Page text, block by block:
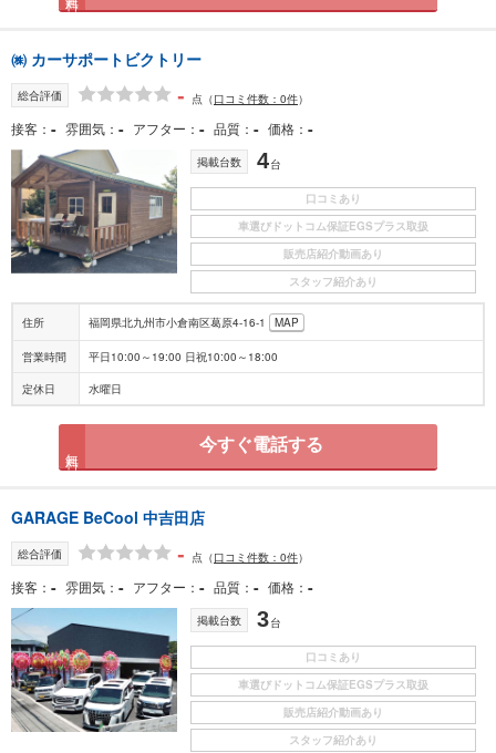
㈱ カーサポートビクトリー
総合評価 - 点 （口コミ件数：0件）
接客 - 雰囲気 - アフター - 品質 - 価格 -
掲載台数 4台
口コミあり
車選びドットコム保証EGSプラス取扱
販売店紹介動画あり
スタッフ紹介あり
住所 福岡県北九州市小倉南区葛原4-16-1 MAP
営業時間 平日10:00～19:00 日祝10:00～18:00
定休日 水曜日
今すぐ電話する
GARAGE BeCool 中吉田店
総合評価 - 点 （口コミ件数：0件）
接客 - 雰囲気 - アフター - 品質 - 価格 -
掲載台数 3台
口コミあり
車選びドットコム保証EGSプラス取扱
販売店紹介動画あり
スタッフ紹介あり